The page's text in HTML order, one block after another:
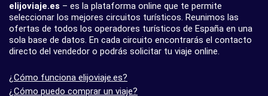
elijoviaje.es – es la plataforma online que te permite
seleccionar los mejores circuitos turísticos. Reunimos las
ofertas de todos los operadores turísticos de España en una
sola base de datos. En cada circuito encontrarás el contacto
directo del vendedor o podrás solicitar tu viaje online.
¿Cómo funciona elijoviaje.es?
¿Cómo puedo comprar un viaje?